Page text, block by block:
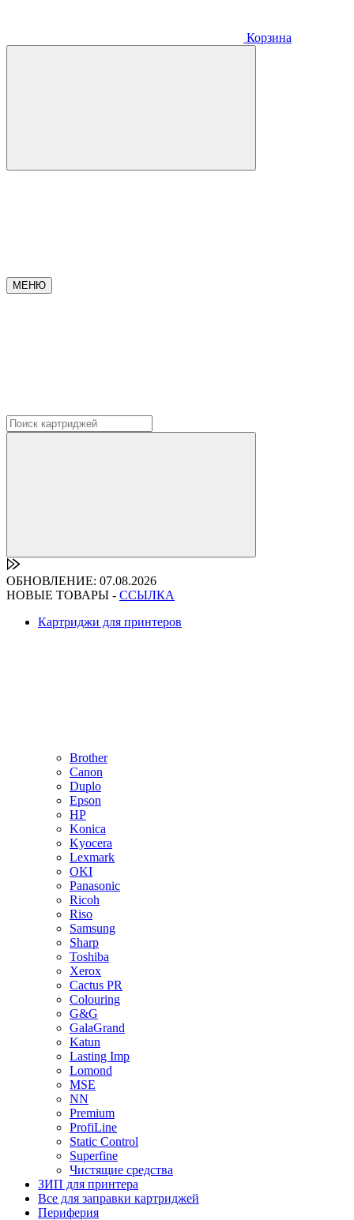
Корзина
МЕНЮ
ОБНОВЛЕНИЕ: 07.08.2026
НОВЫЕ ТОВАРЫ - ССЫЛКА
Картриджи для принтеров
Brother
Canon
Duplo
Epson
HP
Konica
Kyocera
Lexmark
OKI
Panasonic
Ricoh
Riso
Samsung
Sharp
Toshiba
Xerox
Cactus PR
Colouring
G&G
GalaGrand
Katun
Lasting Imp
Lomond
MSE
NN
Premium
ProfiLine
Static Control
Superfine
Чистящие средства
ЗИП для принтера
Все для заправки картриджей
Периферия